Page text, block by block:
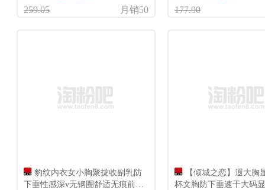
259.05 月销50 177.90
豹纹内衣女小胸聚拢收副乳防
下垂性感深v无钢圈舒适无痕前扣
【倾城之恋】遐大胸
杯文胸防下垂速干大码